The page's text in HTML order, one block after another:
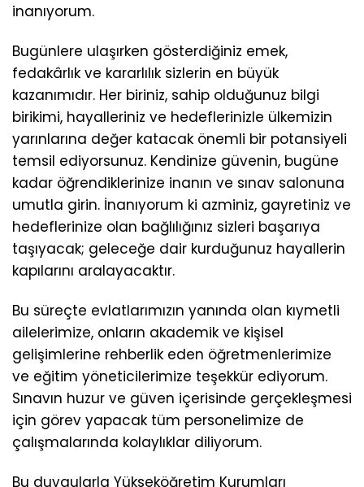
inanıyorum.
Bugünlere ulaşırken gösterdiğiniz emek,
fedakârlık ve kararlılık sizlerin en büyük
kazanımıdır. Her biriniz, sahip olduğunuz bilgi
birikimi, hayalleriniz ve hedeflerinizle ülkemizin
yarınlarına değer katacak önemli bir potansiyeli
temsil ediyorsunuz. Kendinize güvenin, bugüne
kadar öğrendiklerinize inanın ve sınav salonuna
umutla girin. İnanıyorum ki azminiz, gayretiniz ve
hedeflerinize olan bağlılığınız sizleri başarıya
taşıyacak; geleceğe dair kurduğunuz hayallerin
kapılarını aralayacaktır.
Bu süreçte evlatlarımızın yanında olan kıymetli
ailelerimize, onların akademik ve kişisel
gelişimlerine rehberlik eden öğretmenlerimize
ve eğitim yöneticilerimize teşekkür ediyorum.
Sınavın huzur ve güven içerisinde gerçekleşmesi
için görev yapacak tüm personelimize de
çalışmalarında kolaylıklar diliyorum.
Bu duygularla Yükseköğretim Kurumları